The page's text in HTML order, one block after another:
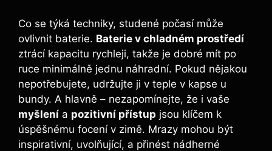
Co se týká techniky, studené počasí může
ovlivnit baterie. Baterie v chladném prostředí
ztrácí kapacitu rychleji, takže je dobré mít po
ruce minimálně jednu náhradní. Pokud nějakou
nepotřebujete, udržujte ji v teple v kapse u
bundy. A hlavně – nezapomínejte, že i vaše
myšlení a pozitivní přístup jsou klíčem k
úspěšnému focení v zimě. Mrazy mohou být
inspirativní, uvolňující, a přinést nádherné